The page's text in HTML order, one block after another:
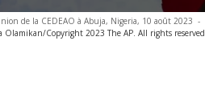
de la CEDEAO à Abuja, Nigeria, 10 août 2023 -
Olamikan/Copyright 2023 The AP. All rights reserved